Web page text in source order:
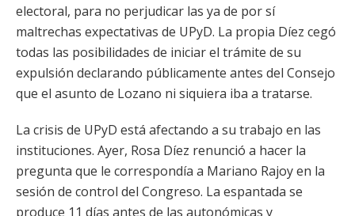
electoral, para no perjudicar las ya de por sí
maltrechas expectativas de UPyD. La propia Díez cegó
todas las posibilidades de iniciar el trámite de su
expulsión declarando públicamente antes del Consejo
que el asunto de Lozano ni siquiera iba a tratarse.
La crisis de UPyD está afectando a su trabajo en las
instituciones. Ayer, Rosa Díez renunció a hacer la
pregunta que le correspondía a Mariano Rajoy en la
sesión de control del Congreso. La espantada se
produce 11 días antes de las autonómicas y